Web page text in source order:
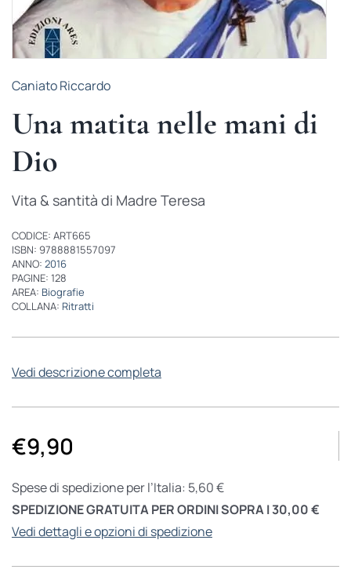
Caniato Riccardo
Una matita nelle mani di
Dio
Vita & santità di Madre Teresa
CODICE: ART665
ISBN: 9788881557097
ANNO: 2016
PAGINE: 128
AREA: Biografie
COLLANA: Ritratti
Vedi descrizione completa
€9,90
Spese di spedizione per l’Italia: 5,60 €
SPEDIZIONE GRATUITA PER ORDINI SOPRA I 30,00 €
Vedi dettagli e opzioni di spedizione